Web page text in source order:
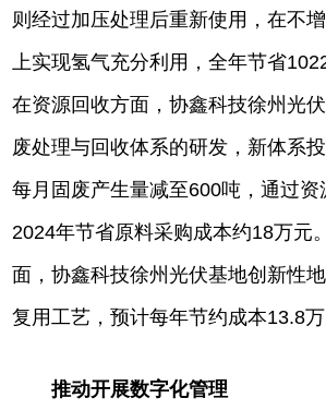
则经过加压处理后重新使用，在不
上实现氢气充分利用，全年节省
在资源回收方面，协鑫科技徐州光
废处理与回收体系的研发，新体系
每月固废产生量减至600吨，通过资
2024年节省原料采购成本约18万元
面，协鑫科技徐州光伏基地创新性
复用工艺，预计每年节约成本13.8万
推动开展数字化管理